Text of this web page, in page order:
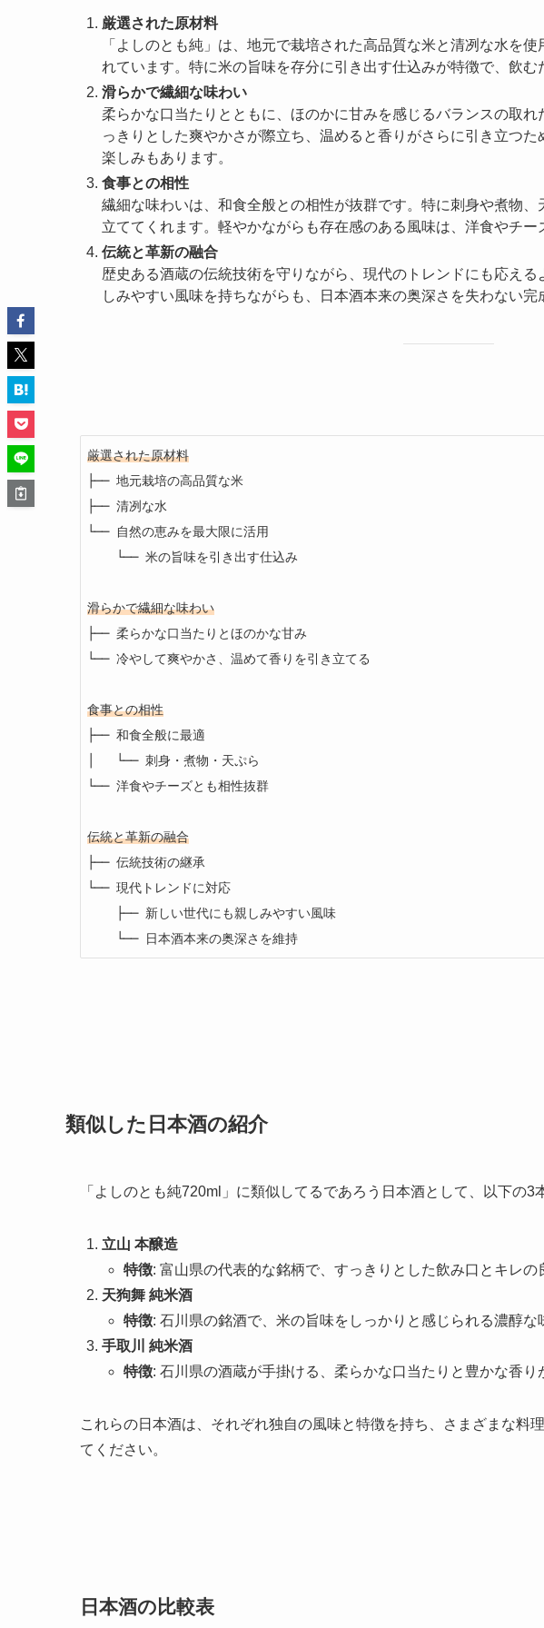
厳選された原材料
「よしのとも純」は、地元で栽培された高品質な米と清冽な水を
れています。特に米の旨味を存分に引き出す仕込みが特徴で、飲む
滑らかで繊細な味わい
柔らかな口当たりとともに、ほのかに甘みを感じるバランスの取
っきりとした爽やかさが際立ち、温めると香りがさらに引き立つ
楽しみもあります。
食事との相性
繊細な味わいは、和食全般との相性が抜群です。特に刺身や煮物
立ててくれます。軽やかながらも存在感のある風味は、洋食やチー
伝統と革新の融合
歴史ある酒蔵の伝統技術を守りながら、現代のトレンドにも応え
しみやすい風味を持ちながらも、日本酒本来の奥深さを失わない完
厳選された原材料
├── 地元栽培の高品質な米
├── 清冽な水
└── 自然の恵みを最大限に活用
滑らかで繊細な味わい
├── 柔らかな口当たりとほのかな甘み
└── 冷やして爽やかさ、温めて香りを引き立てる
食事との相性
├── 和食全般に最適
│   └── 刺身・煮物・天ぷら
└── 洋食やチーズとも相性抜群
伝統と革新の融合
├── 伝統技術の継承
└── 現代トレンドに対応
    └── 日本酒本来の奥深さを維持
類似した日本酒の紹介
「よしのとも純720ml」に類似してるであろう日本酒として、以下の3
立山 本醸造
特徴: 富山県の代表的な銘柄で、すっきりとした飲み口とキレの
天狗舞 純米酒
特徴: 石川県の銘酒で、米の旨味をしっかりと感じられる濃醇な
手取川 純米酒
特徴: 石川県の酒蔵が手掛ける、柔らかな口当たりと豊かな香り
これらの日本酒は、それぞれ独自の風味と特徴を持ち、さまざまな料
てください。
日本酒の比較表